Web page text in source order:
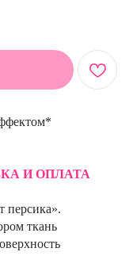
И ОПЛАТА
персика».
ткань